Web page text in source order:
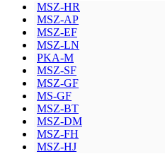
MSZ-HR
MSZ-AP
MSZ-EF
MSZ-LN
PKA-M
MSZ-SF
MSZ-GF
MS-GF
MSZ-BT
MSZ-DM
MSZ-FH
MSZ-HJ